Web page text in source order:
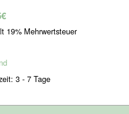
€
19% Mehrwertsteuer
3 - 7 Tage